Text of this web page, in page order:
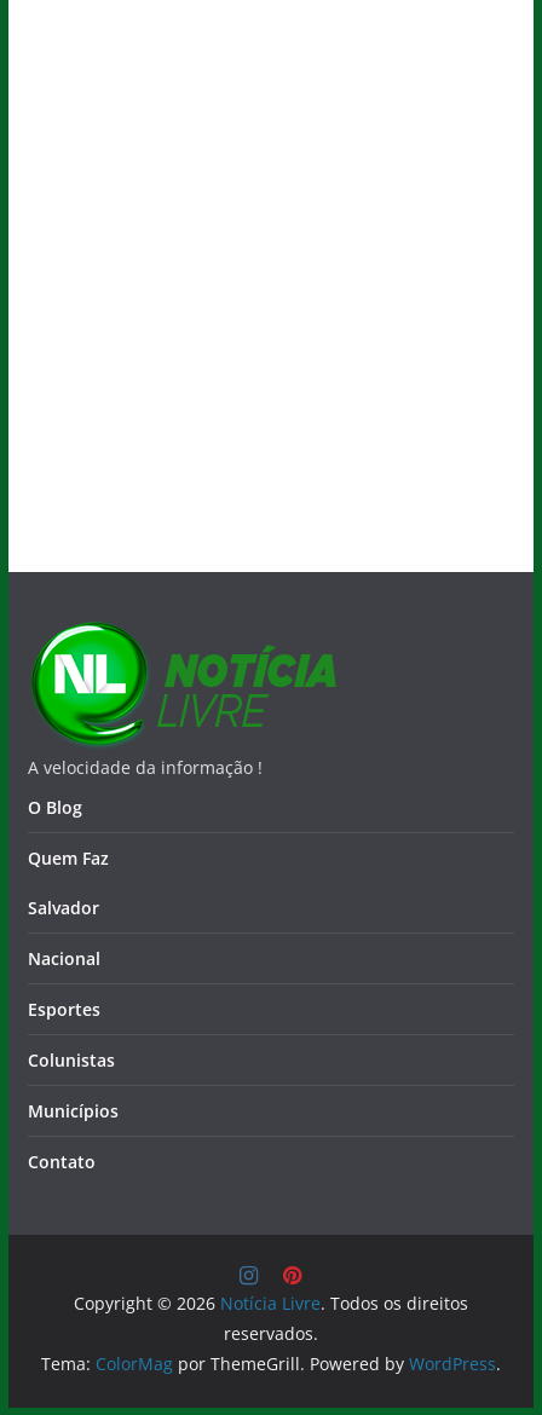
A velocidade da informação !
O Blog
Quem Faz
Salvador
Nacional
Esportes
Colunistas
Municípios
Contato
Copyright © 2026 Notícia Livre. Todos os direitos
reservados.
Tema: ColorMagpor ThemeGrill. Powered by WordPress.